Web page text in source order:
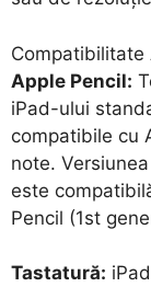
Compatibilitate
Apple Pencil:
iPad-ului
compatibile cu
note.
este
Pencil (1st
Tastatură: